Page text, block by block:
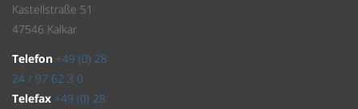
Kastellstraße 51
47546 Kalkar
Telefon +49 (0) 28
24 / 97 62 3 0
Telefax +49 (0) 28